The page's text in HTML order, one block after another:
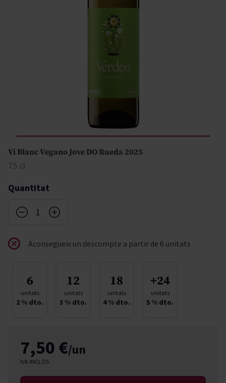
Vi Blanc Vegano Jove DO Rueda 2025
75 cl
Quantitat
Aconsegueix un descompte a partir de 6 unitats
6
unitats
2 % dto.
12
unitats
3 % dto.
18
unitats
4% dto.
+24
unitats
5 % dto.
7,50 €/un
IVA INCLÒS